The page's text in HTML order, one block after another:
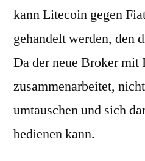
kann Litecoin gegen
gehandelt werden, den
Da der neue Broker mit
zusammenarbeitet,
umtauschen und sich
bedienen kann.